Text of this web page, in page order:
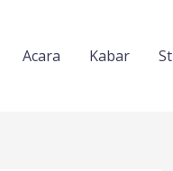
Acara Kabar